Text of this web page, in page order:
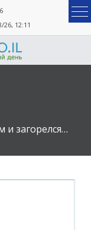
12:11
и загорелся…